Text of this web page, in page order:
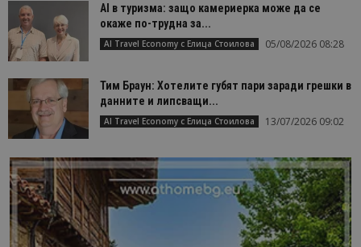
AI в туризма: защо камериерка може да се
окаже по-трудна за...
AI Travel Economy с Елица Стоилова 05/08/2026 08:28
Тим Браун: Хотелите губят пари заради грешки в
данните и липсващи...
AI Travel Economy с Елица Стоилова 13/07/2026 09:02